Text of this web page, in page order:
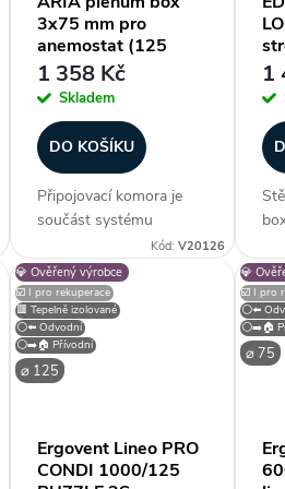
3x75 mm pro
anemostat (125
mm)
1 358 Kč
Skladem
DO KOŠÍKU
Připojovací komora je
součást systému
rekuperace Heatpex
ARIA. Umožňuje
připojení až 3 potrubí o
průměru 75 mm k
difuzoru pro přívodu
nebo odvodu
vzduchu. Součásti...
Kód: V20126
1
ED
⌀ 125
💎 Ověřený výrobce
🟥 Tepelně izolované
⚪⬅️ Odvodní
⚪➡️🏠 Přívodní
☑️ I pro rekuperace
Ergovent Lineo PRO
CONDI 1000/125
💎
⌀ 75
⚪⬅️
⚪➡️🏠
☑️ I pro